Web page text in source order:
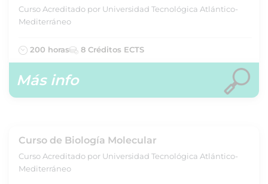
Curso Acreditado por Universidad Tecnológica Atlántico-
Mediterráneo
200 horas 8 Créditos ECTS
Más info
Curso de Biología Molecular
Curso Acreditado por Universidad Tecnológica Atlántico-
Mediterráneo